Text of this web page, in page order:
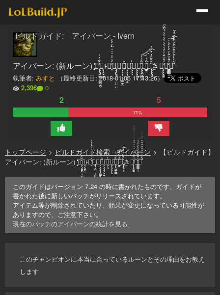
ビルドガイド: アイバーン - Ivern
アイバーン: (新ルーン) ̡̡̒̒̓̓̓̒̒̒僕̢̢̡̱̱̰̠̣̳̰̰̰̒̑̂̓̓は̡̡̢̱̰̲ͱね͓̓̓͑͐͑͑͑͑͂̓̓̓ぇ̡̡̢̰̣̣̣̣̤̤̤̤̤̤、̢̢̡̡̡̡̲̲̰̰春̢̢̡̡̡̢̢̱̃̑が̢̢̢̑̓だ̢̢̢̢̢̢ぁ̢̢̰̰̲̣̳͂͂́́́͠͡͡͡い̲̱̱͂͂́́好̢̢̢̡̣̑̑̑̑̑̒̓̓̓きな̡̢̢̰̱̱̒̒̑̐̐̓̓̔̔̔̔̔̔̔́͂͂͂͂̀ん̳̲̲̲̱̱̱̓̓̐̐̐̒̓̓̓͑͑͠͡だ͂͂̓̓͒͒͒͒͒͒͒͒͒͒͒
執筆者: みすと （最終更新日:2018-01-06 17:13:26）
2,396
0
2 5
71%
トップページ > ビルドガイド検索 - アイバーン >
【ビルドガイド】
アイバーン: (新ルーン) ̡̡̒̒̓̓̓̒̒̒僕̢̢̡̱̱̰̠̣̳̰̰̰̒̑̂̓̓は̡̡̢̱̰̲ͱね͓̓̓͑͐͑͑͑͑͂̓̓̓ぇ̡̡̢̰̣̣̣̣̤̤̤̤̤̤、̢̢̡̡̡̡̲̲̰̰春̢̢̡̡̡̢̢̱̃̑が̢̢̢̑̓だ̢̢̢̢̢̢ぁ̢̢̰̰̲̣̳͂͂́́́͠͡͡͡い̲̱̱͂͂́́好̢̢̢̡̣̑̑̑̑̑̒̓̓̓きな̡̢̢̰̱̱̒̒̑̐̐̓̓̔̔̔̔̔̔̔́͂͂͂͂̀ん̳̲̲̲̱̱̱̓̓̐̐̐̒̓̓̓͑͑͠͡だ͂͂̓̓͒͒͒͒͒͒͒͒͒͒͒
このガイドはバージョン7.24 の時に書かれたものです。ガイドが
書かれた後に新しいパッチがリリースされています。
アイテム等が削除されていたり、効果が変更になっている可能性が
ありますので、ご注意下さい。
現在のパッチのアイバーンの統計を見る
このチャンピオンに本当に合っているルーンとその理由をお教え
します